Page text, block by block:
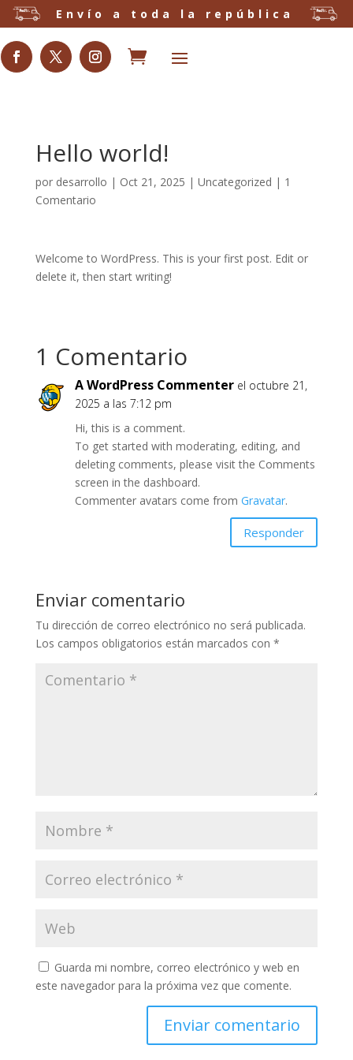
Envío a toda la república

Hello world!
por desarrollo | Oct 21, 2025 | Uncategorized | 1
Comentario
Welcome to WordPress. This is your first post. Edit or
delete it, then start writing!
1 Comentario
A WordPress Commenter el octubre 21,
2025 a las 7:12 pm
Hi, this is a comment.
To get started with moderating, editing, and
deleting comments, please visit the Comments
screen in the dashboard.
Commenter avatars come from Gravatar.
Responder
Enviar comentario
Tu dirección de correo electrónico no será publicada.
Los campos obligatorios están marcados con *
Guarda mi nombre, correo electrónico y web en
este navegador para la próxima vez que comente.